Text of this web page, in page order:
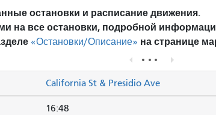
остановки и расписание движения.
на все остановки, подробной
«Остановки/Описание» на странице
California St & Presidio Ave
16:48